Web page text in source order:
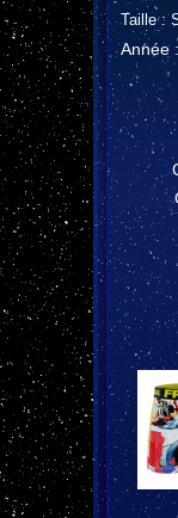
Taille :
Année